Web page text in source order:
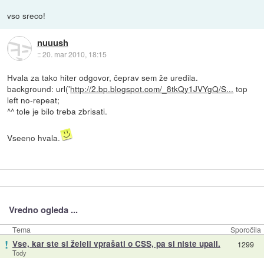
vso sreco!
nuuush
::20. mar 2010, 18:15
Hvala za tako hiter odgovor, čeprav sem že uredila.
background: url('http://2.bp.blogspot.com/_8tkQy1JVYgQ/S... top
left no-repeat;
^^ tole je bilo treba zbrisati.
Vseeno hvala.
Vredno ogleda ...
Tema Sporočila
! Vse, kar ste si želeli vprašati o CSS, pa si niste upali.
Tody
1299